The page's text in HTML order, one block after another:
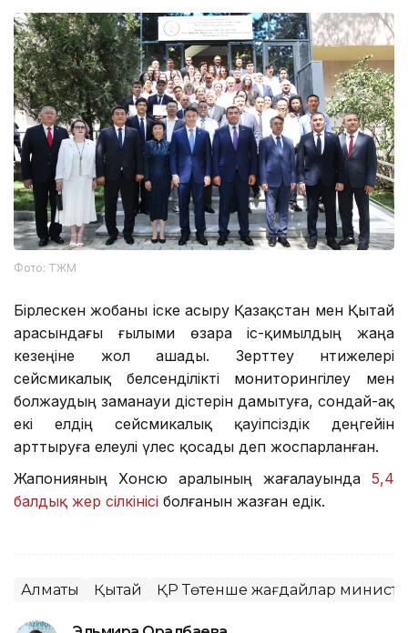
Фото: ТЖМ
Бірлескен жобаны іске асыру Қазақстан мен Қытай
арасындағы ғылыми өзара іс-қимылдың жаңа
кезеңіне жол ашады. Зерттеу нәтижелері
сейсмикалық белсенділікті мониторингілеу мен
болжаудың заманауи әдістерін дамытуға, сондай-ақ
екі елдің сейсмикалық қауіпсіздік деңгейін
арттыруға елеулі үлес қосады деп жоспарланған.
Жапонияның Хонсю аралының жағалауында 5,4
балдық жер сілкінісі болғанын жазған едік.
Алматы Қытай ҚР Төтенше жағдайлар